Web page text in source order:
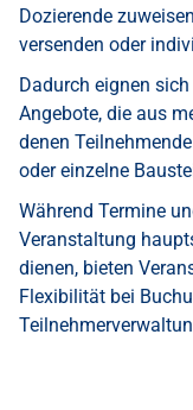
Dozierende
versenden oder
Dadurch eignen
Angebote, die aus
denen
oder einzelne
Während Termine
Veranstaltung
dienen, bieten
Flexibilität bei